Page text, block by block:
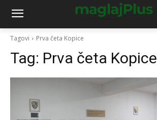
Tagovi Prva četa Kopice
Tag: Prva četa Kopice